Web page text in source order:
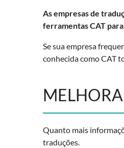
As empresas de
ferramentas CAT
Se sua empresa
conhecida como CAT
Quanto mais
traduções.